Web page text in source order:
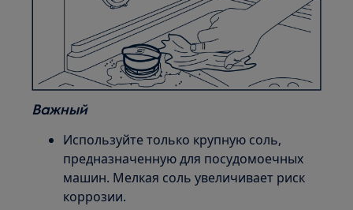
Важный
Используйте только крупную соль,
предназначенную для посудомоечных
машин. Мелкая соль увеличивает риск
коррозии.